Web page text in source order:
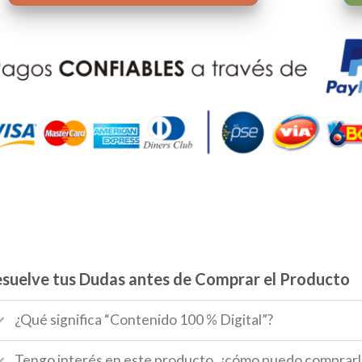
tus Dudas antes de Comprar el Producto
¿Qué significa “Contenido 100 % Digital”?